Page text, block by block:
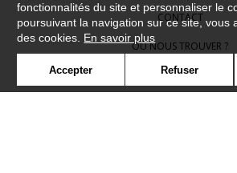
CONTACT
OÙ NOUS TROUVER ?
CONTRACT
fonctionnalités du site et personnaliser le
poursuivant la navigation sur ce site, vous
des cookies. En savoir plus
Accepter Refuser